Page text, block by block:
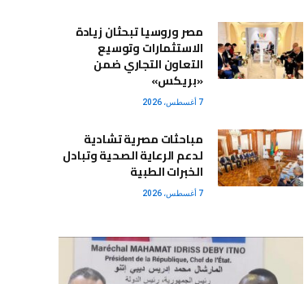
مصر وروسيا تبحثان زيادة
الاستثمارات وتوسيع
التعاون التجاري ضمن
«بريكس»
7 أغسطس، 2026
مباحثات مصرية تشادية
لدعم الرعاية الصحية وتبادل
الخبرات الطبية
7 أغسطس، 2026